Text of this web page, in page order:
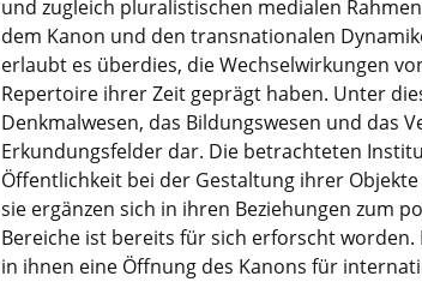
und zugleich pluralistischen medialen
dem Kanon und den transnationalen
erlaubt es überdies, die Wechselwirkungen
Repertoire ihrer Zeit geprägt haben. Unter
Denkmalwesen, das Bildungswesen und das
Erkundungsfelder dar. Die betrachteten
Öffentlichkeit bei der Gestaltung ihrer
sie ergänzen sich in ihren Beziehungen zum
Bereiche ist bereits für sich erforscht worden.
in ihnen eine Öffnung des Kanons für